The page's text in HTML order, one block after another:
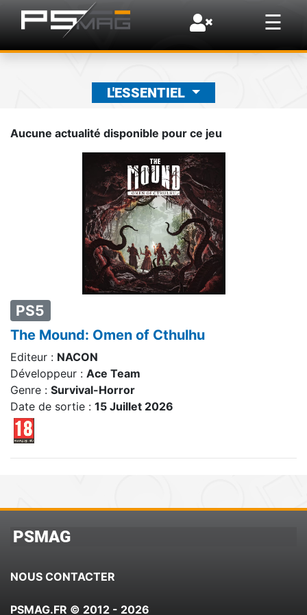
☰
×
L'ESSENTIEL
PS5
The Mound: Omen of Cthulhu
Editeur : NACON
Développeur : Ace Team
Genre : Survival-Horror
Date de sortie : 15 Juillet 2026
Aucune actualité disponible pour ce jeu
PSMAG
NOUS CONTACTER
PSMAG.FR © 2012 - 2026